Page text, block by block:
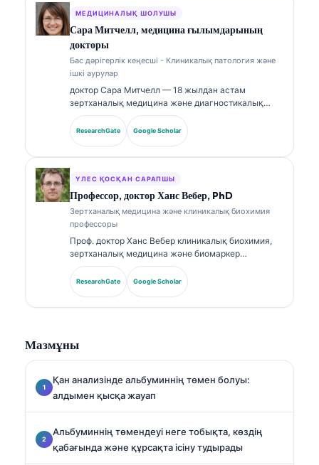
дәлдігін қамтамасыз етуге қатысты клиникалық
қадағалауды жүзеге асырады. Д-р Кляйн
биомаркерлерді түсіндіру және зертханалық
диагностика бойынша зертханалық медицина
тақырыптарында кеңінен жариялады.
МЕДИЦИНАЛЫҚ ШОЛУШЫ
Сара Митчелл, медицина ғылымдарының
докторы
Бас дәрігерлік кеңесші - Клиникалық патология және
ішкі аурулар
доктор Сара Митчелл — 18 жылдан астам
зертханалық медицина және диагностикалық
талдау саласында тәжірибесі бар, біліктілігі
расталған клиникалық патологоанатом. Ол
клиникалық химия бойынша мамандандырылған
қатысты кеңінен жариялады.
ResearchGate Google Scholar
ҮЛЕС ҚОСҚАН САРАПШЫ
Профессор, доктор Ханс Вебер, PhD
Зертханалық медицина және клиникалық биохимия
профессоры
Проф. доктор Ханс Вебер клиникалық биохимия,
зертханалық медицина және биомаркер
зерттеулері саласында 30+ жылдық тәжірибесін
ұсынады. Германияның клиникалық химия
қоғамының бұрынғы президенті бола отырып, ол
маманданған.
ResearchGate Google Scholar
Мазмұны
Қан анализінде альбуминнің төмен болуы:
алдымен қысқа жауап
Альбуминнің төмендеуі неге тобықта, көздің
қабағында және құрсақта ісіну тудырады